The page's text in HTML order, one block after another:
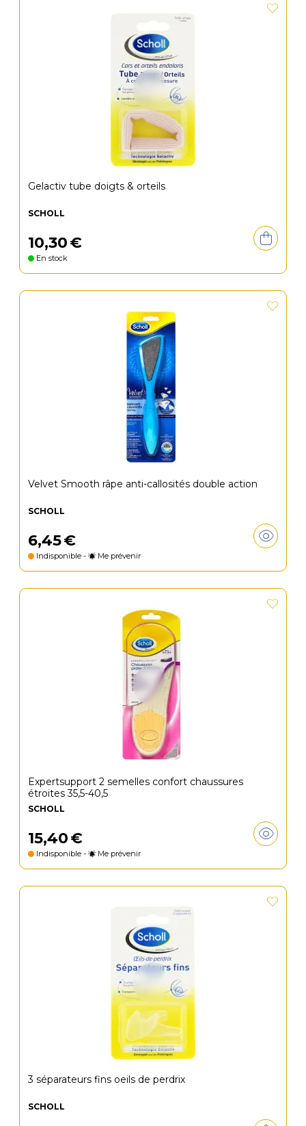
Gelactiv tube doigts & orteils
SCHOLL
10,30€
En stock
Velvet Smooth râpe anti-callosités double action
SCHOLL
6,45€
Indisponible - Me prévenir
Expertsupport 2 semelles confort chaussures
étroites 35,5-40,5
SCHOLL
15,40€
Indisponible - Me prévenir
3 séparateurs fins oeils de perdrix
SCHOLL